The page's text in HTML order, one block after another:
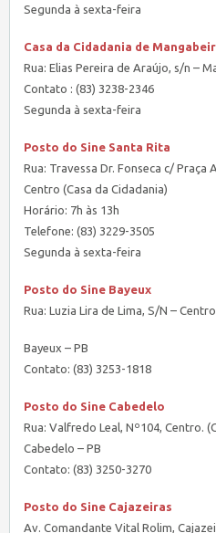
Segunda à sexta-feira
Casa da Cidadania de
Rua: Elias Pereira de Araújo, s/n –
Contato : (83) 3238-2346
Segunda à sexta-feira
Posto do Sine Santa Rita
Rua: Travessa Dr. Fonseca c/ Praça
Centro (Casa da Cidadania)
Horário: 7h às 13h
Telefone: (83) 3229-3505
Segunda à sexta-feira
Posto do Sine Bayeux
Rua: Luzia Lira de Lima, S/N –
Bayeux – PB
Contato: (83) 3253-1818
Posto do Sine Cabedelo
Rua: Valfredo Leal, Nº104, Centro.
Cabedelo – PB
Contato: (83) 3250-3270
Posto do Sine Cajazeiras
Av. Comandante Vital Rolim,